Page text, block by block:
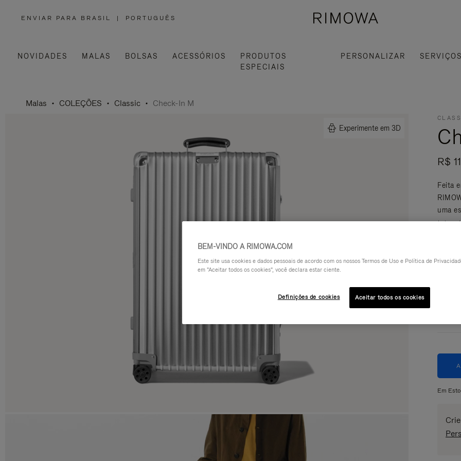
ENVIAR PARA BRASIL
,
LOCALIZAÇÃO
| PORTUGUÊS
NOVIDADES MALAS BOLSAS ACESSÓRIOS
PRODUTOS
ESPECIAIS
PERSONALIZAR SERVIÇOS
Malas COLEÇÕES Classic Check-In M
Experimente em 3D
R$
Feita
uma
Leia
Em
BEM-VINDO A RIMOWA.COM
Este site usa cookies e dados pessoais de acordo com os nossos Termos de Uso e Política de
em "Aceitar todos os cookies", você declara estar ciente.
Definições de cookies Aceitar todos os cookies